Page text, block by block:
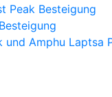
Peak Besteigung
und Amphu Laptsa